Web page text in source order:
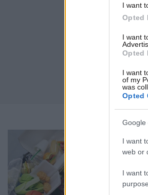
I want
Opted
I want
Opted
I want
of my
was
Opted
Google
I want
web or
I want